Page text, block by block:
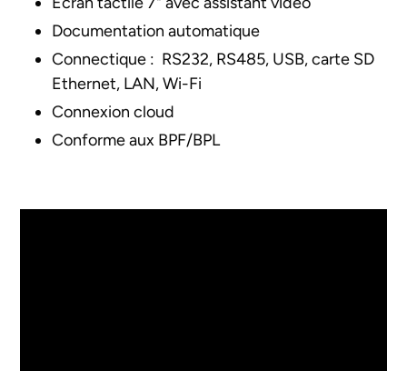
Documentation automatique
Connectique : RS232, RS485, USB, carte SD
Ethernet, LAN, Wi-Fi
Connexion cloud
Conforme aux BPF/BPL